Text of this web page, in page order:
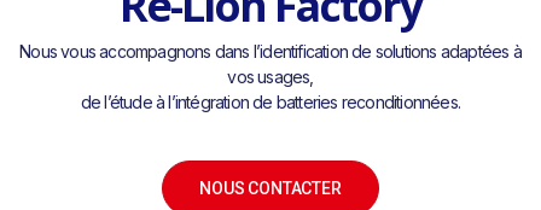
Nous vous accompagnons dans l’identification de solutions adaptées à
vos usages,
de l’étude à l’intégration de batteries reconditionnées.
NOUS CONTACTER